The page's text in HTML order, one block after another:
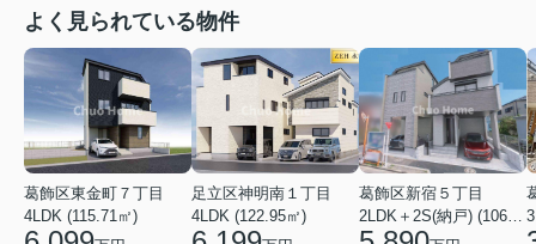
よく見られている物件
葛飾区東金町７丁目
4LDK (115.71㎡)
足立区神明南１丁目
4LDK (122.95㎡)
葛飾区新宿５丁目